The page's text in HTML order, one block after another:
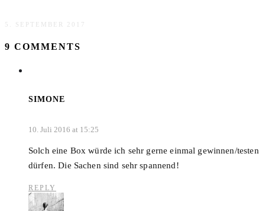
5. SEPTEMBER 2017
9 COMMENTS
SIMONE
10. Juli 2016 at 15:25
Solch eine Box würde ich sehr gerne einmal gewinnen/testen
dürfen. Die Sachen sind sehr spannend!
REPLY